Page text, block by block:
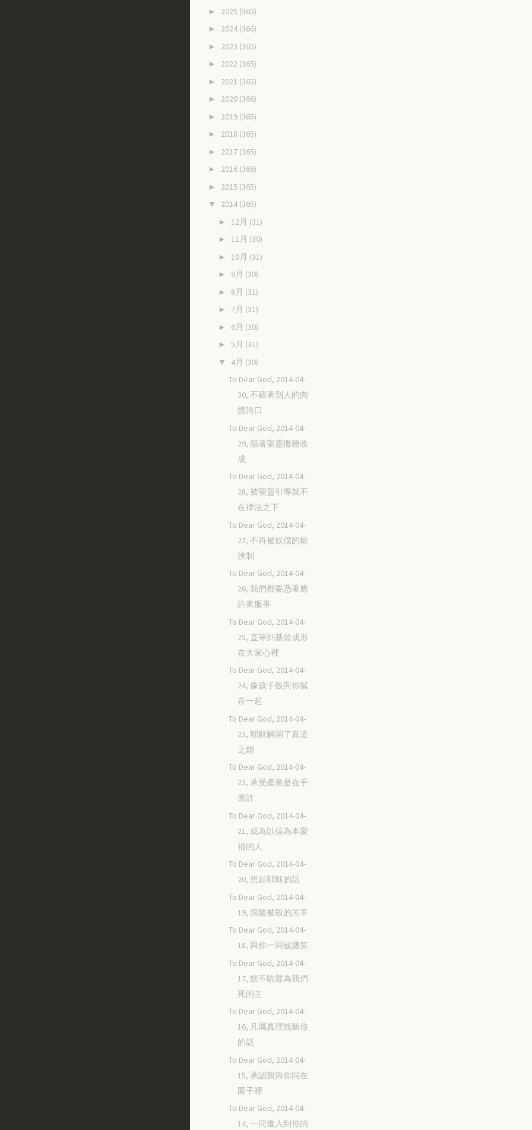
► 2025 (365)
► 2024 (366)
► 2023 (365)
► 2022 (365)
► 2021 (365)
► 2020 (366)
► 2019 (365)
► 2018 (365)
► 2017 (365)
► 2016 (366)
► 2015 (365)
▼ 2014 (365)
► 12月 (31)
► 11月 (30)
► 10月 (31)
► 9月 (30)
► 8月 (31)
► 7月 (31)
► 6月 (30)
► 5月 (31)
▼ 4月 (30)
To Dear God, 2014-04-
30, 不藉著別人的肉
體誇口
To Dear God, 2014-04-
29, 順著聖靈撒種收
成
To Dear God, 2014-04-
28, 被聖靈引導就不
在律法之下
To Dear God, 2014-04-
27, 不再被奴僕的軛
挾制
To Dear God, 2014-04-
26, 我們都要憑著應
許來服事
To Dear God, 2014-04-
25, 直等到基督成形
在大家心裡
To Dear God, 2014-04-
24, 像孩子般與你膩
在一起
To Dear God, 2014-04-
23, 耶穌解開了真道
之鎖
To Dear God, 2014-04-
22, 承受產業是在乎
應許
To Dear God, 2014-04-
21, 成為以信為本蒙
福的人
To Dear God, 2014-04-
20, 想起耶穌的話
To Dear God, 2014-04-
19, 跟隨被殺的羔羊
To Dear God, 2014-04-
18, 與你一同被譏笑
To Dear God, 2014-04-
17, 默不吭聲為我們
死的主
To Dear God, 2014-04-
16, 凡屬真理就聽你
的話
To Dear God, 2014-04-
15, 承認我與你同在
園子裡
To Dear God, 2014-04-
14, 一同進入到你的